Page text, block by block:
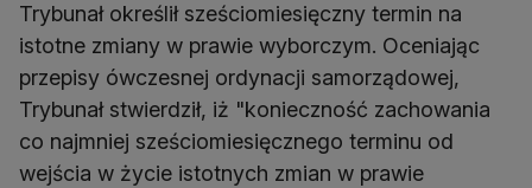
Trybunał określił sześciomiesięczny termin na
istotne zmiany w prawie wyborczym. Oceniając
przepisy ówczesnej ordynacji samorządowej,
Trybunał stwierdził, iż "konieczność zachowania
co najmniej sześciomiesięcznego terminu od
wejścia w życie istotnych zmian w prawie